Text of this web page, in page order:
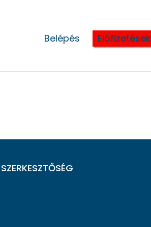
Belépés Előfizetések
SZERKESZTŐSÉG